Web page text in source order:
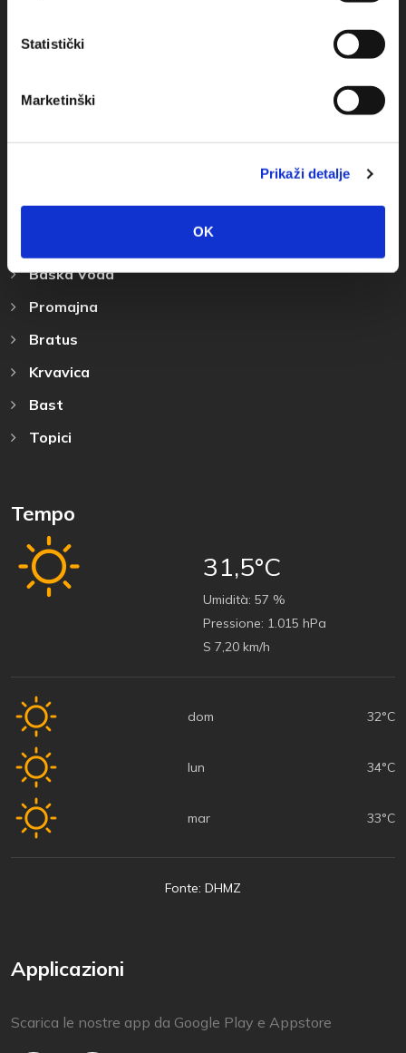
Statistički
Marketinški
Prikaži detalje
OK
+385(0)21 678754
Baska Voda
Promajna
Bratus
Krvavica
Bast
Topici
Tempo
31,5°C
Umidità: 57 %
Pressione: 1.015 hPa
S 7,20 km/h
dom 32°C
lun 34°C
mar 33°C
Fonte: DHMZ
Applicazioni
Scarica le nostre app da Google Play e Appstore